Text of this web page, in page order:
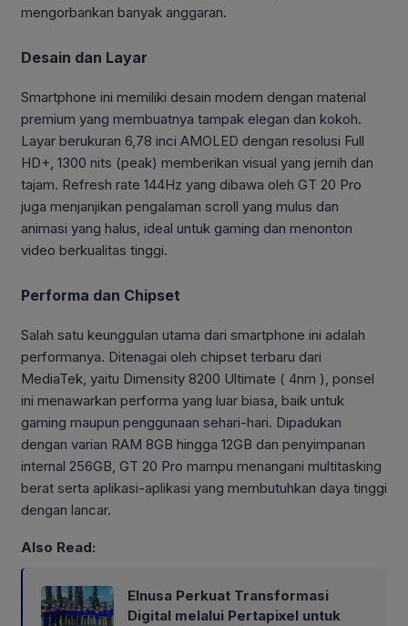
mengorbankan banyak anggaran.
Desain dan Layar
Smartphone ini memiliki desain modern dengan material
premium yang membuatnya tampak elegan dan kokoh.
Layar berukuran 6,78 inci AMOLED dengan resolusi Full
HD+, 1300 nits (peak) memberikan visual yang jernih dan
tajam. Refresh rate 144Hz yang dibawa oleh GT 20 Pro
juga menjanjikan pengalaman scroll yang mulus dan
animasi yang halus, ideal untuk gaming dan menonton
video berkualitas tinggi.
Performa dan Chipset
Salah satu keunggulan utama dari smartphone ini adalah
performanya. Ditenagai oleh chipset terbaru dari
MediaTek, yaitu Dimensity 8200 Ultimate ( 4nm ), ponsel
ini menawarkan performa yang luar biasa, baik untuk
gaming maupun penggunaan sehari-hari. Dipadukan
dengan varian RAM 8GB hingga 12GB dan penyimpanan
internal 256GB, GT 20 Pro mampu menangani multitasking
berat serta aplikasi-aplikasi yang membutuhkan daya tinggi
dengan lancar.
Also Read:
Elnusa Perkuat Transformasi
Digital melalui Pertapixel untuk